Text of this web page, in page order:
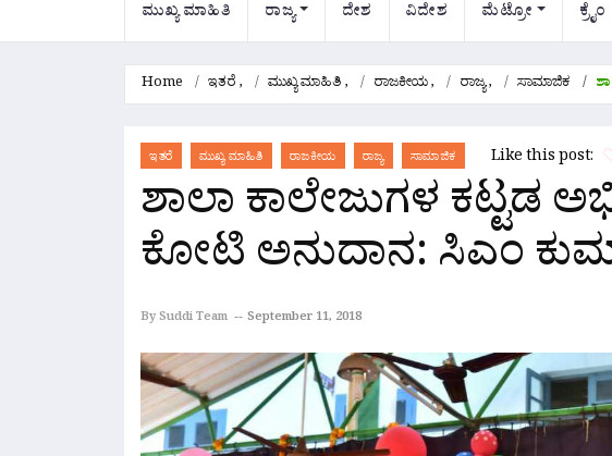
ಮುಖ್ಯ ಮಾಹಿತಿ ರಾಜ್ಯ ದೇಶ ವಿದೇಶ ಮೆಟ್ರೋ ಕ್ರೈಂ
Home ಇತರೆ, ಮುಖ್ಯ ಮಾಹಿತಿ, ರಾಜಕೀಯ, ರಾಜ್ಯ, ಸಾಮಾಜಿಕ
ಇತರೆ ಮುಖ್ಯ ಮಾಹಿತಿ ರಾಜಕೀಯ ರಾಜ್ಯ ಸಾಮಾಜಿಕ Like this post:
ಶಾಲಾ ಕಾಲೇಜುಗಳ ಕಟ್ಟಡ
ಕೋಟಿ ಅನುದಾನ: ಸಿಎಂ
By Suddi Team September 11, 2018